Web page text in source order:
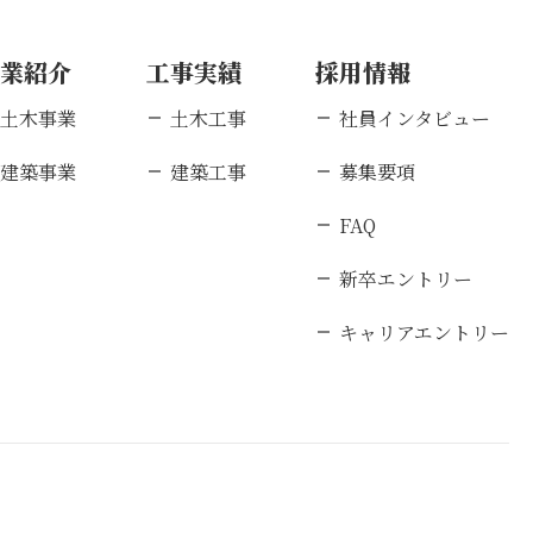
紹介
土木事業
建築事業
工事実績
土木工事
建築工事
採用情報
社員インタビュー
募集要項
FAQ
新卒エントリー
キャリアエントリー